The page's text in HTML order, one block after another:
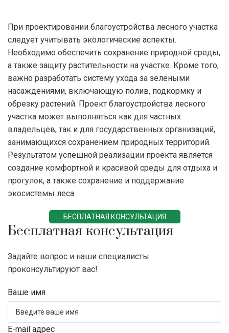
При проектировании благоустройства лесного участка
следует учитывать экологические аспекты.
Необходимо обеспечить сохранение природной среды,
а также защиту растительности на участке. Кроме того,
важно разработать систему ухода за зелеными
насаждениями, включающую полив, подкормку и
обрезку растений. Проект благоустройства лесного
участка может выполняться как для частных
владельцев, так и для государственных организаций,
занимающихся сохранением природных территорий.
Результатом успешной реализации проекта является
создание комфортной и красивой среды для отдыха и
прогулок, а также сохранение и поддержание
экосистемы леса.
БЕСПЛАТНАЯ КОНСУЛЬТАЦИЯ
Бесплатная консультация
Задайте вопрос и наши специалисты
проконсультируют вас!
Ваше имя
E-mail адрес